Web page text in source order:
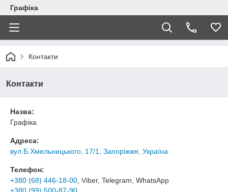
Графіка
Контакти
Контакти
Назва:
Графіка
Адреса:
вул.Б.Хмельницького, 17/1, Запоріжжя, Україна
Телефон:
+380 (68) 446-18-00 , Viber, Telegram, WhatsApp